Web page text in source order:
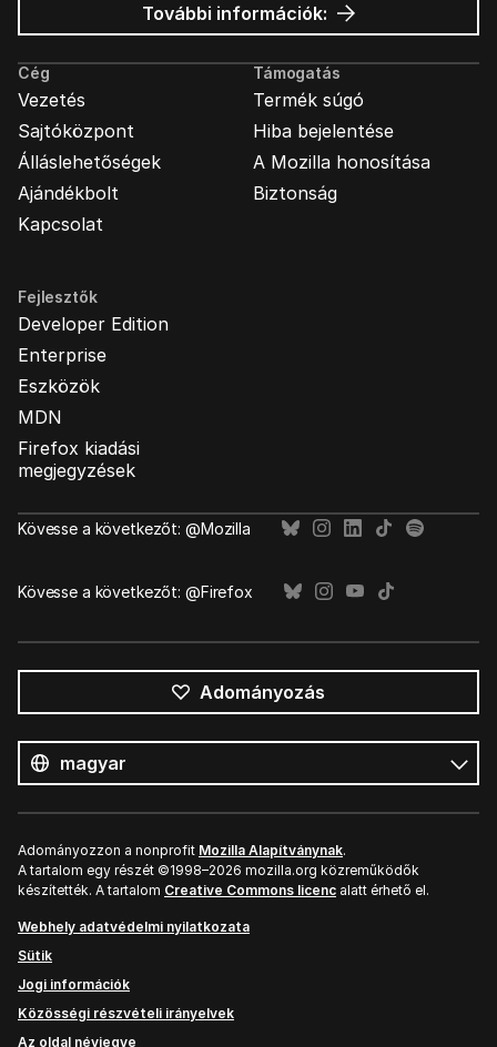
További információk: Mozilla
hirdetések
Cég
Vezetés
Sajtóközpont
Álláslehetőségek
Ajándékbolt
Kapcsolat
Támogatás
Termék súgó
Hiba bejelentése
A Mozilla honosítása
Biztonság
Fejlesztők
Developer Edition
Enterprise
Eszközök
MDN
Firefox kiadási
megjegyzések
Kövesse a következőt: @Mozilla
Kövesse a következőt: @Firefox
Adományozás
nyelv
Nyelv
Adományozzon a nonprofit Mozilla Alapítványnak.
A tartalom egy részét ©1998–2026 mozilla.org közreműködők
készítették. A tartalom Creative Commons licenc alatt érhető el.
Webhely adatvédelmi nyilatkozata
Sütik
Jogi információk
Közösségi részvételi irányelvek
Az oldal névjegye